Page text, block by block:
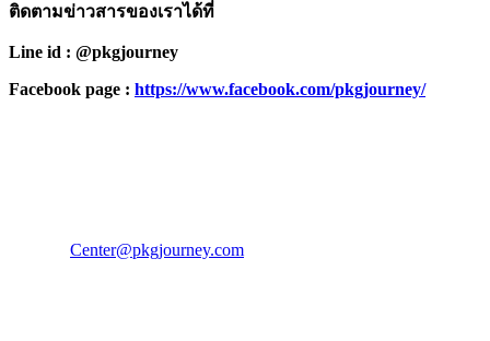
ติดตามข่าวสารของเราได้ที่
Line id : @pkgjourney
Facebook page : https://www.facebook.com/pkgjourney/
Center@pkgjourney.com